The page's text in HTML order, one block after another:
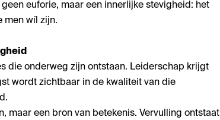
euforie, maar een innerlijke stevigheid: het
men wíl zijn.
die onderweg zijn ontstaan. Leiderschap krijgt
wordt zichtbaar in de kwaliteit van die
maar een bron van betekenis. Vervulling ontstaat